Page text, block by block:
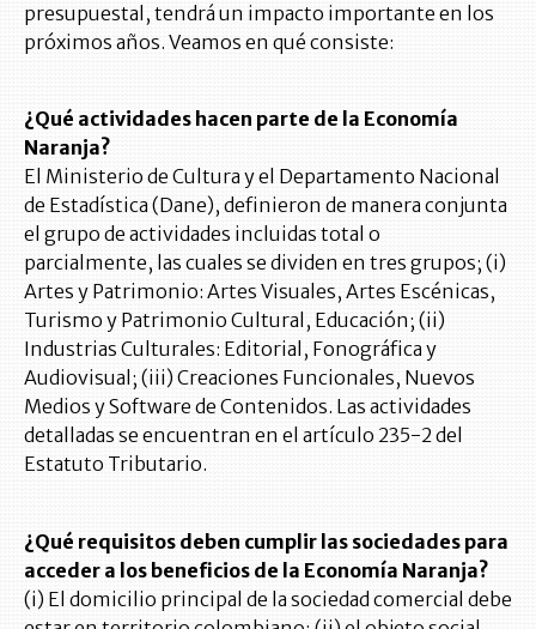
presupuestal, tendrá un impacto importante en los
próximos años. Veamos en qué consiste:
¿Qué actividades hacen parte de la Economía
Naranja?
El Ministerio de Cultura y el Departamento Nacional
de Estadística (Dane), definieron de manera conjunta
el grupo de actividades incluidas total o
parcialmente, las cuales se dividen en tres grupos; (i)
Artes y Patrimonio: Artes Visuales, Artes Escénicas,
Turismo y Patrimonio Cultural, Educación; (ii)
Industrias Culturales: Editorial, Fonográfica y
Audiovisual; (iii) Creaciones Funcionales, Nuevos
Medios y Software de Contenidos. Las actividades
detalladas se encuentran en el artículo 235-2 del
Estatuto Tributario.
¿Qué requisitos deben cumplir las sociedades para
acceder a los beneficios de la Economía Naranja?
(i) El domicilio principal de la sociedad comercial debe